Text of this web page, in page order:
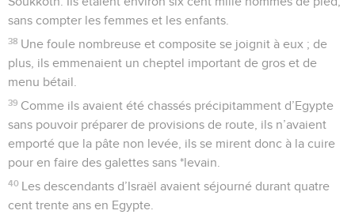
sans compter les femmes et les enfants.
38 Une foule nombreuse et composite se joignit à eux ; de
plus, ils emmenaient un cheptel important de gros et de
menu bétail.
39 Comme ils avaient été chassés précipitamment d’Egypte
sans pouvoir préparer de provisions de route, ils n’avaient
emporté que la pâte non levée, ils se mirent donc à la cuire
pour en faire des galettes sans *levain.
40 Les descendants d’Israël avaient séjourné durant quatre
cent trente ans en Egypte.